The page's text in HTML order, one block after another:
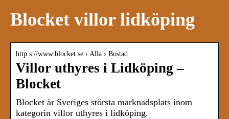
Blocket villor lidköping
http s://www.blocket.se › Alla › Bostad
Villor uthyres i Lidköping –
Blocket
Blocket är Sveriges största marknadsplats inom
kategorin villor uthyres i lidköping.